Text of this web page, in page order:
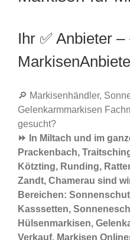
Ihr ✅ Anbieter
🔎 Markisenhändler,
Gelenkarmmarkisen
gesucht?
⏩ In Miltach und im
Prackenbach,
Kötzting, Runding,
Zandt, Chamerau sind
Bereichen:
Kasssetten,
Hülsenmarkisen,
Verkauf, Markisen